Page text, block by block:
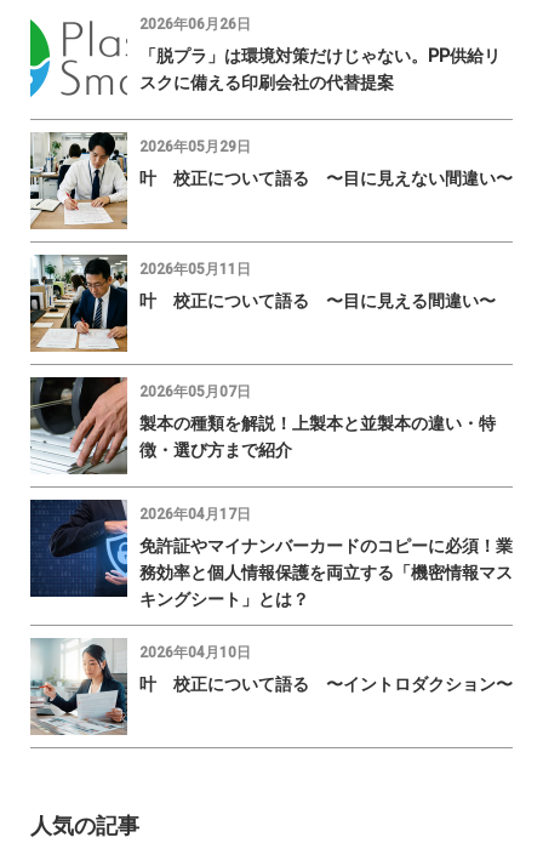
2026年06月26日
「脱プラ」は環境対策だけじゃない。PP供給リ
スクに備える印刷会社の代替提案
2026年05月29日
叶 校正について語る 〜目に見えない間違い〜
2026年05月11日
叶 校正について語る 〜目に見える間違い〜
2026年05月07日
製本の種類を解説！上製本と並製本の違い・特
徴・選び方まで紹介
2026年04月17日
免許証やマイナンバーカードのコピーに必須！業
務効率と個人情報保護を両立する「機密情報マス
キングシート」とは？
2026年04月10日
叶 校正について語る 〜イントロダクション〜
人気の記事